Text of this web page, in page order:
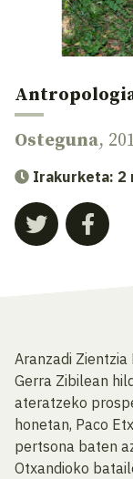
Osteguna,
Irakurketa: 2
Aranzadi
Gerra Zibilean
ateratzeko
honetan, Paco
pertsona baten
Otxandioko